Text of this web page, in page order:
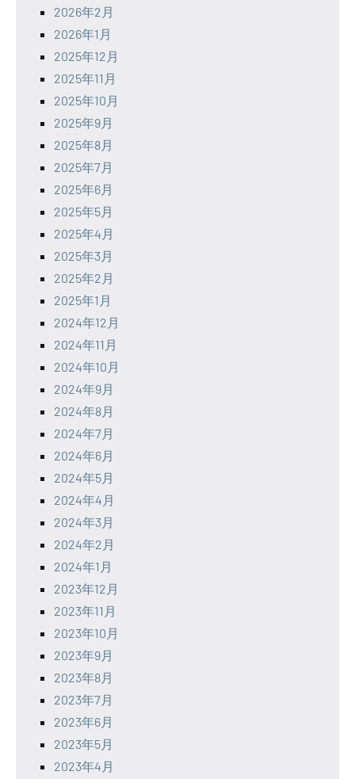
2026年2月
2026年1月
2025年12月
2025年11月
2025年10月
2025年9月
2025年8月
2025年7月
2025年6月
2025年5月
2025年4月
2025年3月
2025年2月
2025年1月
2024年12月
2024年11月
2024年10月
2024年9月
2024年8月
2024年7月
2024年6月
2024年5月
2024年4月
2024年3月
2024年2月
2024年1月
2023年12月
2023年11月
2023年10月
2023年9月
2023年8月
2023年7月
2023年6月
2023年5月
2023年4月